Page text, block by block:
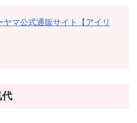
ヤマ公式通販サイト【アイリ
代